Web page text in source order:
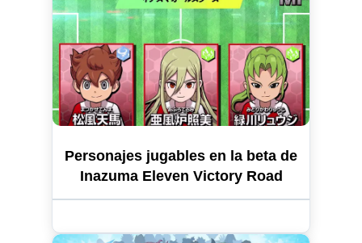
Personajes jugables en la beta de
Inazuma Eleven Victory Road